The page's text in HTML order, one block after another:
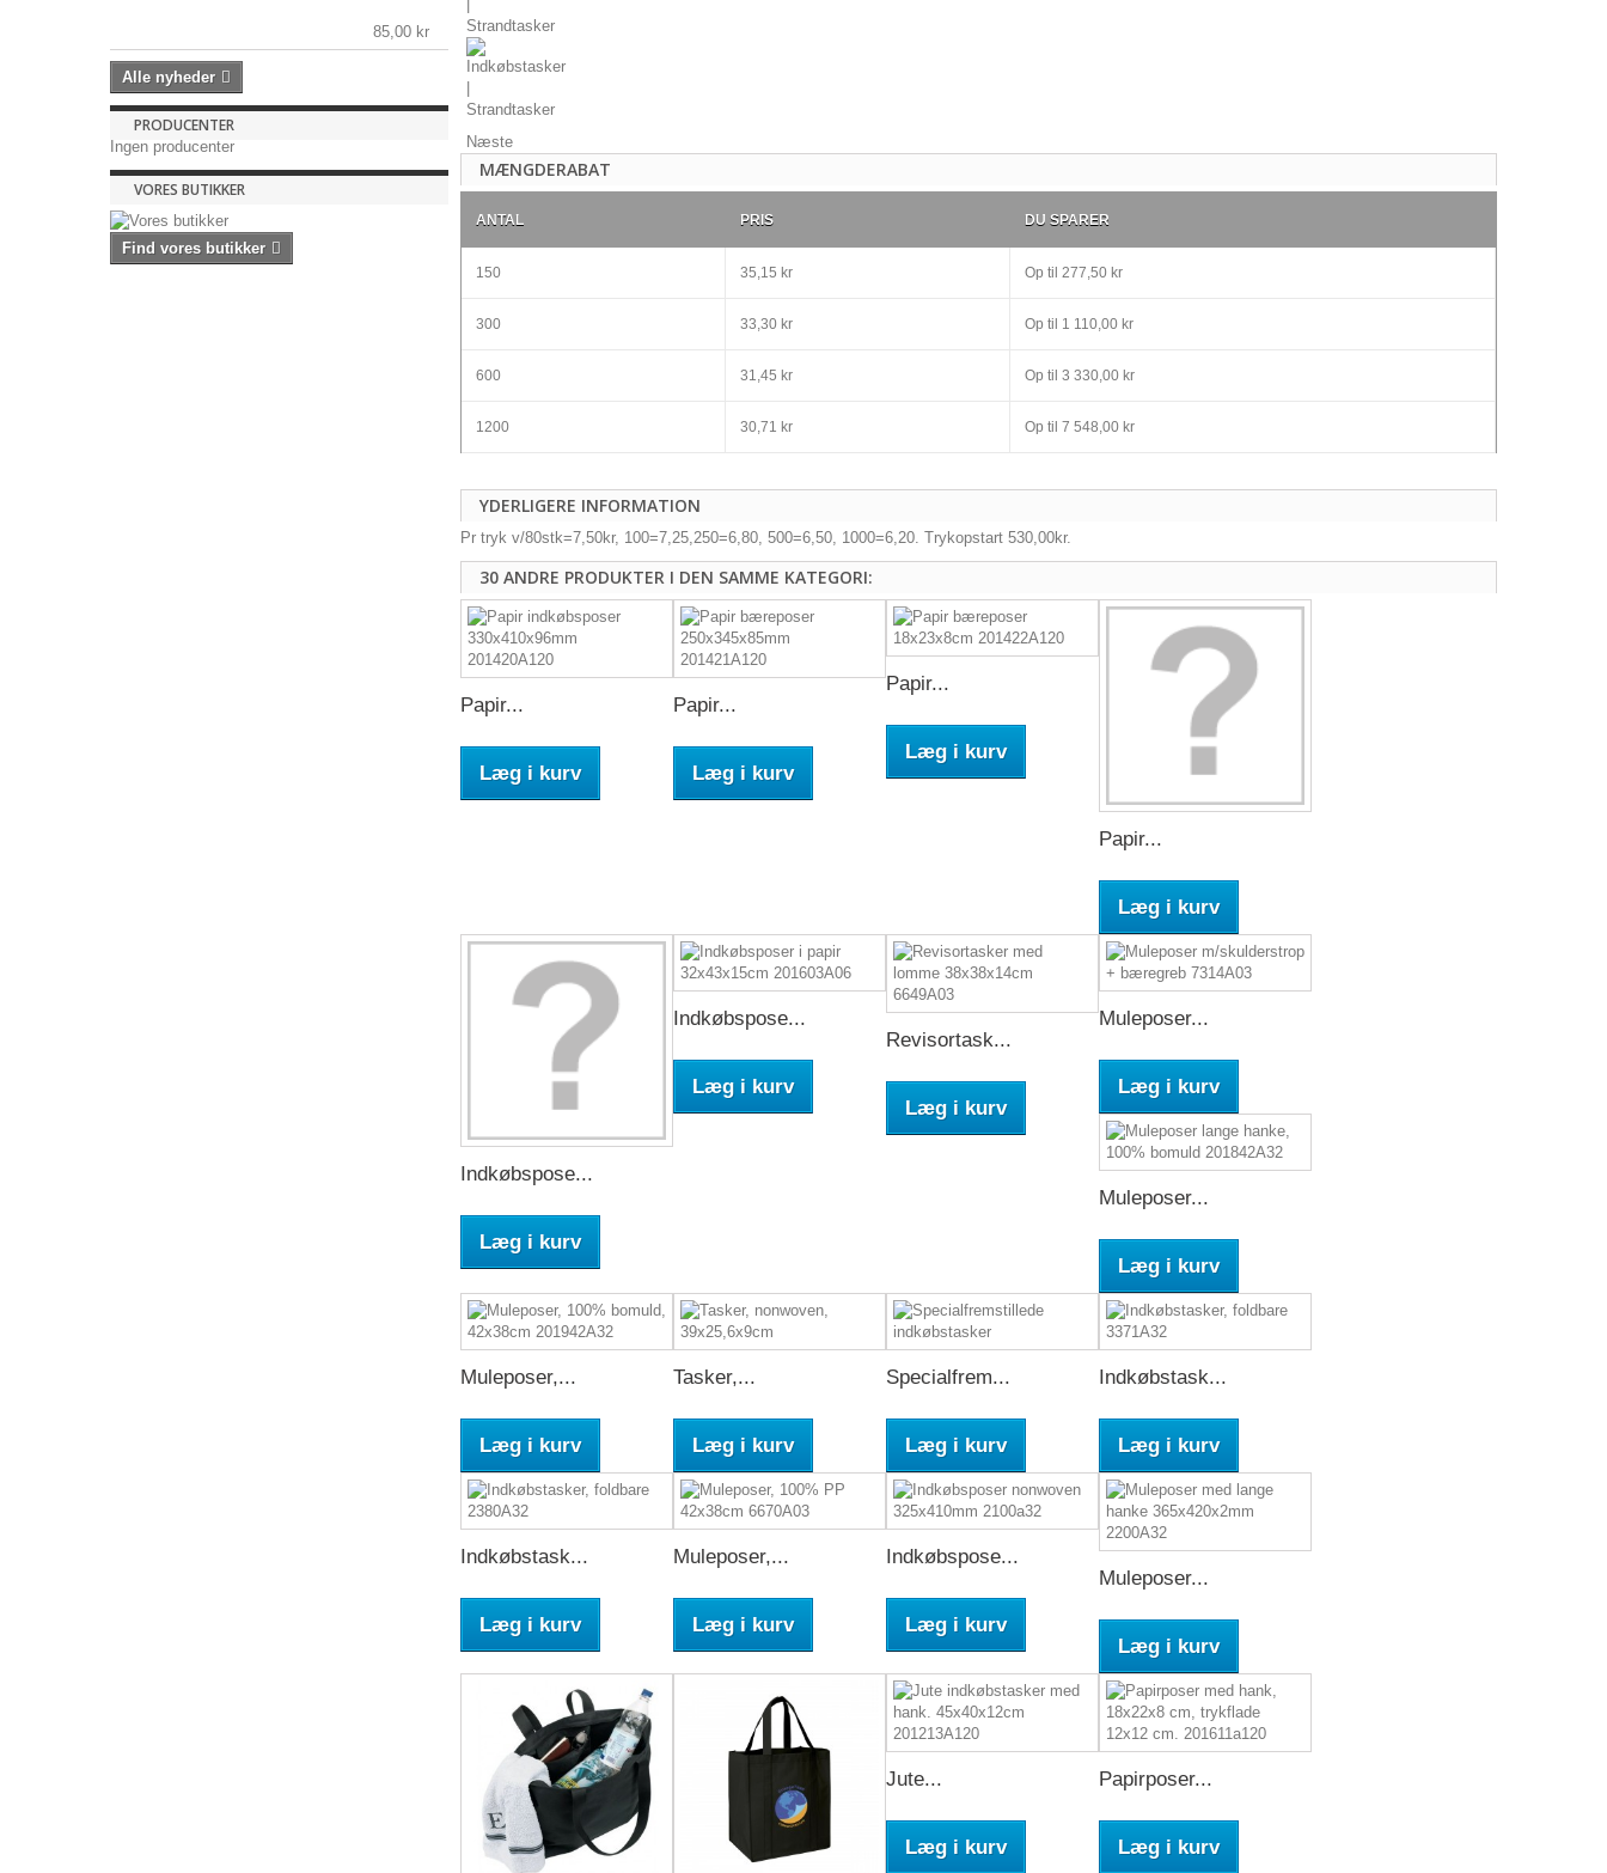
85,00 kr
Alle nyheder
PRODUCENTER
Ingen producenter
VORES BUTIKKER
Find vores butikker
Næste
MÆNGDERABAT
ANTAL PRIS DU SPARER
150 35,15 kr Op til 277,50 kr
300 33,30 kr Op til 1 110,00 kr
600 31,45 kr Op til 3 330,00 kr
1200 30,71 kr Op til 7 548,00 kr
YDERLIGERE INFORMATION
Pr tryk v/80stk=7,50kr, 100=7,25,250=6,80, 500=6,50, 1000=6,20. Trykopstart 530,00kr.
30 ANDRE PRODUKTER I DEN SAMME KATEGORI:
Papir...
Læg i kurv
Papir...
Læg i kurv
Papir...
Læg i kurv
Papir...
Læg i kurv
Indkøbspose...
Læg i kurv
Indkøbspose...
Læg i kurv
Revisortask...
Læg i kurv
Muleposer...
Læg i kurv
Muleposer...
Læg i kurv
Muleposer,...
Læg i kurv
Tasker,...
Læg i kurv
Specialfrem...
Læg i kurv
Indkøbstask...
Læg i kurv
Indkøbstask...
Læg i kurv
Muleposer,...
Læg i kurv
Indkøbspose...
Læg i kurv
Muleposer...
Læg i kurv
Jute...
Læg i kurv
Papirposer...
Læg i kurv